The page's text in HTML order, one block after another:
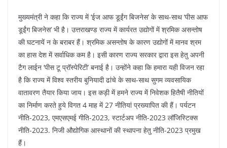
मुख्यमंत्री ने कहा कि राज्य में ‘ईज आफ डूईंग बिजनेस’ के साथ-साथ ‘पीस आफ
डूईंग बिजनेस’ भी है। उत्तराखण्ड राज्य में कार्यरत उद्योगों में श्रमिक असन्तोष
की घटनायें न के बराबर हैं। श्रमिक असन्तोष के कारण उद्योगों में मानव श्रम
का हास देश में सर्वाधिक कम है। इसी कारण राज्य सरकार द्वारा इस हेतु अपनी
टैग लाईन ‘पीस टू प्रॉस्पेरिटी’ बनाई है। उन्होंने कहा कि हमारा यही विजन रहा
है कि राज्य में विश्व स्तरीय बुनियादी ढांचे के साथ-साथ सुगम व्यवसायिक
वातावरण तैयार किया जाय। इस कड़ी में हमने राज्य में निवेशक हितैषी नीतियों
का निर्माण करते हुये विगत 4 माह में 27 नीतियां प्रख्यापित की हैं। पर्यटन
नीति-2023, एमएसएमई गीति-2023, स्टार्टअप नीति-2023 लॉजिस्टिक्स
नीति-2023. निजी औद्योगिक आस्थानों की स्थापना हेतु नीति-2023 प्रमुख
हैं।